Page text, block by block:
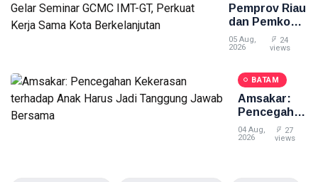
Gubernur
Riau
Abdul
Pemprov Riau
dan Pemko
Pekanbaru
Gelar
GCMC IMT-
GT, Perkuat
Kerja Sama
Kota
Berkelanjutan
05 Aug,
2026
24
views
BATAM
Amsakar:
Pencegahan
Kekerasan
terhadap
04 Aug,
2026
27
views